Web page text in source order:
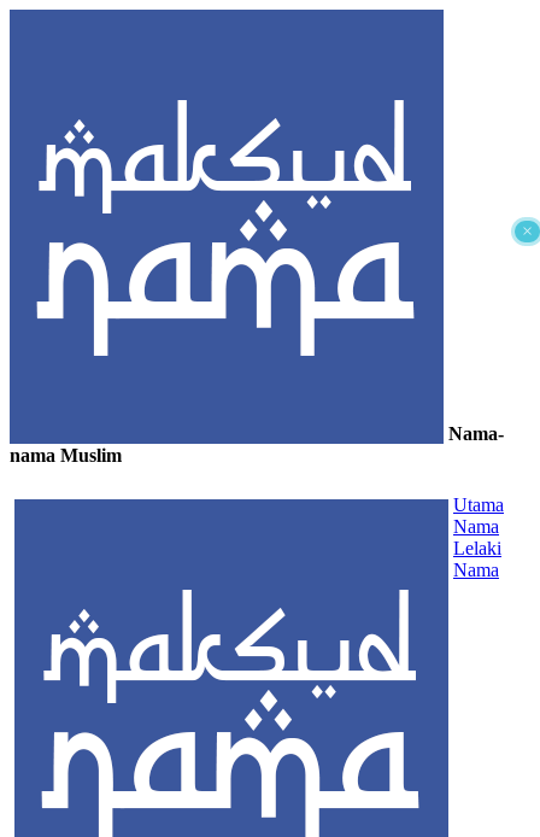
×
Nama-
nama Muslim
Utama
Nama
Lelaki
Nama